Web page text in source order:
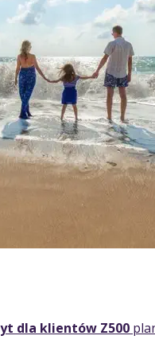
dla klientów Z500